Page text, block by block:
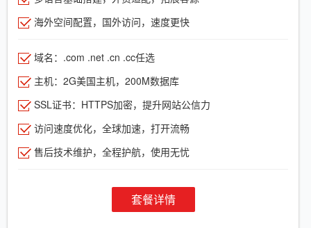
海外空间配置，国外访问，速度更快
域名：.com .net .cn .cc任选
主机：2G美国主机，200M数据库
SSL证书：HTTPS加密，提升网站公信力
访问速度优化，全球加速，打开流畅
售后技术维护，全程护航，使用无忧
套餐详情